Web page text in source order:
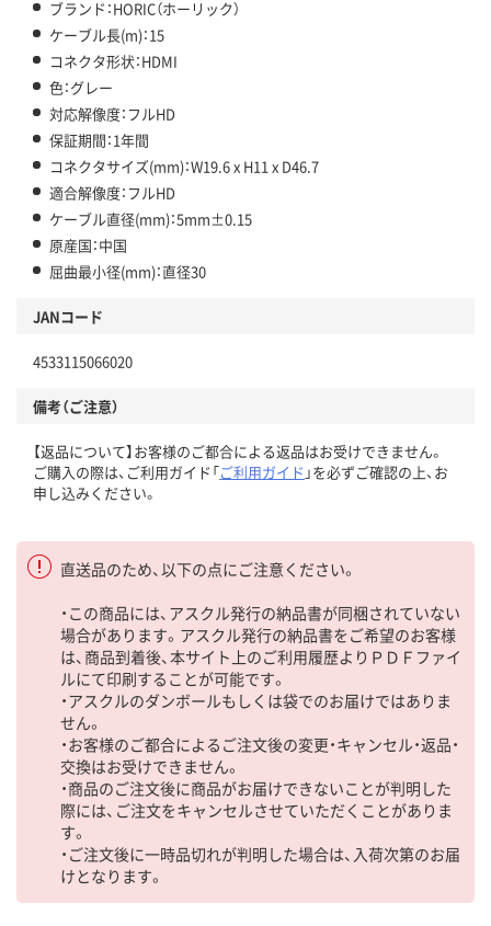
ブランド：HORIC（ホーリック）
ケーブル長(m)：15
コネクタ形状：HDMI
色：グレー
対応解像度：フルHD
保証期間：1年間
コネクタサイズ(mm)：W19.6 x H11 x D46.7
適合解像度：フルHD
ケーブル直径(mm)：5mm±0.15
原産国：中国
屈曲最小径(mm)：直径30
JANコード
4533115066020
備考（ご注意）
【返品について】お客様のご都合による返品はお受けできません。
ご購入の際は、ご利用ガイド「ご利用ガイド 」を必ずご確認の上、お
申し込みください。
直送品のため、以下の点にご注意ください。
・この商品には、アスクル発行の納品書が同梱されていない
場合があります。アスクル発行の納品書をご希望のお客様
は、商品到着後、本サイト上のご利用履歴よりＰＤＦファイ
ルにて印刷することが可能です。
・アスクルのダンボールもしくは袋でのお届けではありま
せん。
・お客様のご都合によるご注文後の変更・キャンセル・返品・
交換はお受けできません。
・商品のご注文後に商品がお届けできないことが判明した
際には、ご注文をキャンセルさせていただくことがありま
す。
・ご注文後に一時品切れが判明した場合は、入荷次第のお届
けとなります。